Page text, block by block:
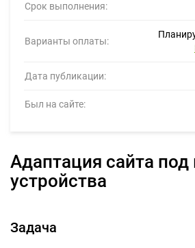
Срок выполнения:
Варианты оплаты:
Дата публикации:
Был на сайте:
Адаптация сайта под мобильные
устройства
Задача